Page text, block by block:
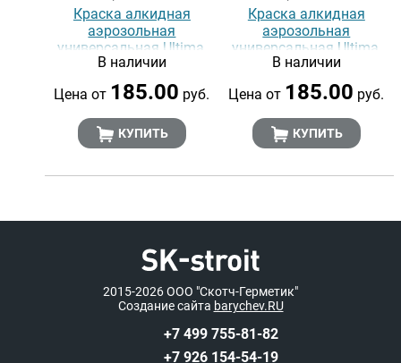
Краска алкидная
аэрозольная
универсальная Ultima,
БЕЛЫЙ ГЛЯНЦЕВЫЙ RAL
9003, 520 мл
В наличии
Цена от 185.00 руб.
КУПИТЬ
Краска алкидная
аэрозольная
универсальная Ultima,
СЕРЫЙ RAL 7040, 520 мл
В наличии
Цена от 185.00 руб.
КУПИТЬ
2015-2026ООО "Скотч-Герметик"
Создание сайта barychev.RU
+7 499 755-81-82
+7 926 154-54-19